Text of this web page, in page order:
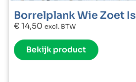
Borrelplank Wie Zoet Is
€14,50 excl. BTW
Bekijk product